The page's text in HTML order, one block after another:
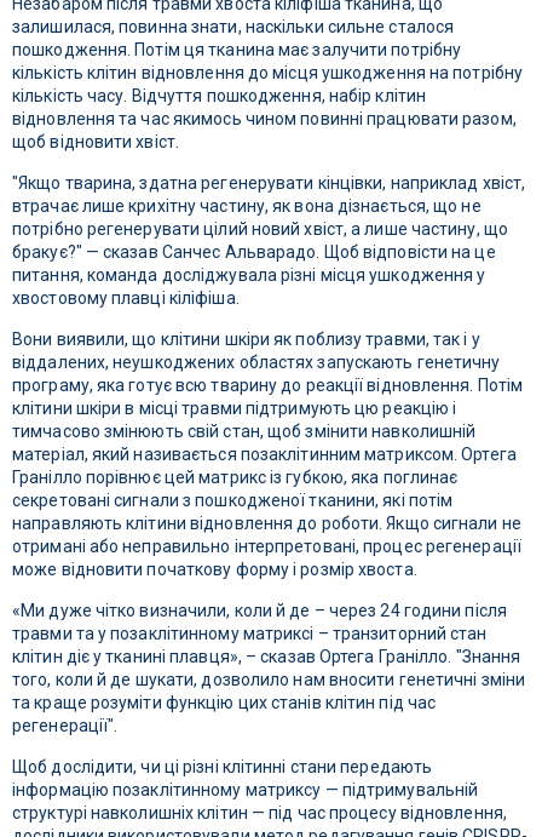
Незабаром після травми хвоста кіліфіша тканина, що
залишилася, повинна знати, наскільки сильне сталося
пошкодження. Потім ця тканина має залучити потрібну
кількість клітин відновлення до місця ушкодження на потрібну
кількість часу. Відчуття пошкодження, набір клітин
відновлення та час якимось чином повинні працювати разом,
щоб відновити хвіст.
"Якщо тварина, здатна регенерувати кінцівки, наприклад хвіст,
втрачає лише крихітну частину, як вона дізнається, що не
потрібно регенерувати цілий новий хвіст, а лише частину, що
бракує?" — сказав Санчес Альварадо. Щоб відповісти на це
питання, команда досліджувала різні місця ушкодження у
хвостовому плавці кіліфіша.
Вони виявили, що клітини шкіри як поблизу травми, так і у
віддалених, неушкоджених областях запускають генетичну
програму, яка готує всю тварину до реакції відновлення. Потім
клітини шкіри в місці травми підтримують цю реакцію і
тимчасово змінюють свій стан, щоб змінити навколишній
матеріал, який називається позаклітинним матриксом. Ортега
Гранілло порівнює цей матрикс із губкою, яка поглинає
секретовані сигнали з пошкодженої тканини, які потім
направляють клітини відновлення до роботи. Якщо сигнали не
отримані або неправильно інтерпретовані, процес регенерації
може відновити початкову форму і розмір хвоста.
«Ми дуже чітко визначили, коли й де – через 24 години після
травми та у позаклітинному матриксі – транзиторний стан
клітин діє у тканині плавця», – сказав Ортега Гранілло. "Знання
того, коли й де шукати, дозволило нам вносити генетичні зміни
та краще розуміти функцію цих станів клітин під час
регенерації".
Щоб дослідити, чи ці різні клітинні стани передають
інформацію позаклітинному матриксу — підтримувальній
структурі навколишніх клітин — під час процесу відновлення,